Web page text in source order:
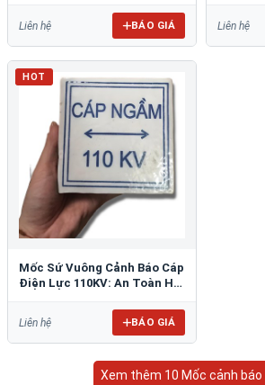
Liên hệ BÁO GIÁ Liên hệ
HOT
Mốc Sứ Vuông Cảnh Báo Cáp
Điện Lực 110KV: An Toàn Hệ
Liên hệ BÁO GIÁ
Xem thêm 10 Mốc cảnh báo